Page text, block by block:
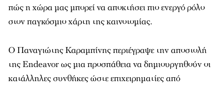
πώς η χώρα μας μπορεί να αποκτήσει πιο ενεργό ρόλο
στον παγκόσμιο χάρτη της καινοτομίας.
Ο Παναγιώτης Καραμπίνης περιέγραψε την αποστολή
της Endeavor ως μια προσπάθεια να δημιουργηθούν οι
κατάλληλες συνθήκες ώστε επιχειρηματίες από